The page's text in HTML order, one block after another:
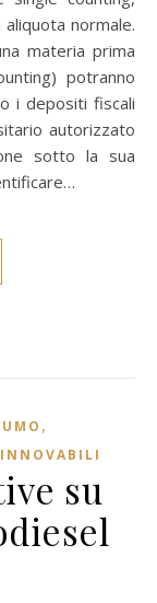
normale.
materia prima
potranno
i depositi fiscali
autorizzato
sotto la sua
,
su